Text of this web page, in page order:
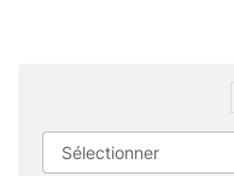
Sélectionner